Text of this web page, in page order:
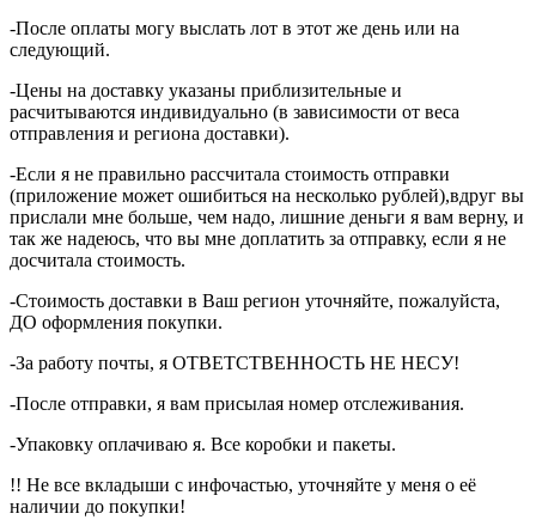
-После оплаты могу выслать лот в этот же день или на
следующий.
-Цены на доставку указаны приблизительные и
расчитываются индивидуально (в зависимости от веса
отправления и региона доставки).
-Если я не правильно рассчитала стоимость отправки
(приложение может ошибиться на несколько рублей),вдруг вы
прислали мне больше, чем надо, лишние деньги я вам верну, и
так же надеюсь, что вы мне доплатить за отправку, если я не
досчитала стоимость.
-Стоимость доставки в Ваш регион уточняйте, пожалуйста,
ДО оформления покупки.
-За работу почты, я ОТВЕТСТВЕННОСТЬ НЕ НЕСУ!
-После отправки, я вам присылая номер отслеживания.
-Упаковку оплачиваю я. Все коробки и пакеты.
!! Не все вкладыши с инфочастью, уточняйте у меня о её
наличии до покупки!